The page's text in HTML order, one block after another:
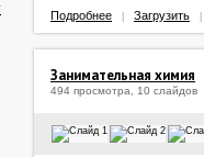
Подробнее Загрузить
Занимательная химия
494 просмотра, 10 слайдов